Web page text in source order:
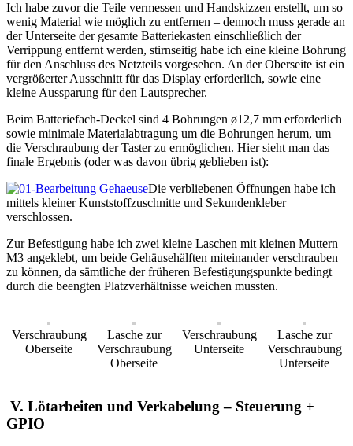
Ich habe zuvor die Teile vermessen und Handskizzen erstellt, um so
wenig Material wie möglich zu entfernen – dennoch muss gerade an
der Unterseite der gesamte Batteriekasten einschließlich der
Verrippung entfernt werden, stirnseitig habe ich eine kleine Bohrung
für den Anschluss des Netzteils vorgesehen. An der Oberseite ist ein
vergrößerter Ausschnitt für das Display erforderlich, sowie eine
kleine Aussparung für den Lautsprecher.
Beim Batteriefach-Deckel sind 4 Bohrungen ø12,7 mm erforderlich
sowie minimale Materialabtragung um die Bohrungen herum, um
die Verschraubung der Taster zu ermöglichen. Hier sieht man das
finale Ergebnis (oder was davon übrig geblieben ist):
Die verbliebenen Öffnungen habe ich
mittels kleiner Kunststoffzuschnitte und Sekundenkleber
verschlossen.
Zur Befestigung habe ich zwei kleine Laschen mit kleinen Muttern
M3 angeklebt, um beide Gehäusehälften miteinander verschrauben
zu können, da sämtliche der früheren Befestigungspunkte bedingt
durch die beengten Platzverhältnisse weichen mussten.
Verschraubung
Oberseite
Lasche zur
Verschraubung
Oberseite
Verschraubung
Unterseite
Lasche zur
Verschraubung
Unterseite
V. Lötarbeiten und Verkabelung – Steuerung +
GPIO